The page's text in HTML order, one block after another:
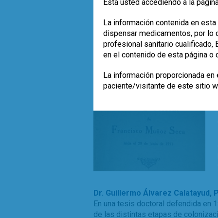
ejercen efectos metabólicos y/o
Leer más
enfermedad inflamatoria intestinal
genéticamente modificados ,
Dr. Guillermo Álvarez Calatayud,
En una tesis doctoral defendida en
de las distintas etapas de
La información contenida en
dispensar medicamentos, por lo
profesional sanitario cualificado,
en el contenido de esta página o
La información proporcionada
paciente/visitante de este sitio